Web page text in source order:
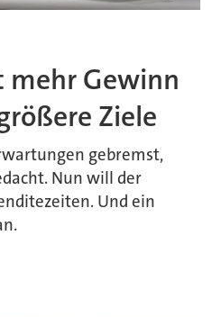
Gewinn
Ziele
gebremst,
Nun will der
Und ein